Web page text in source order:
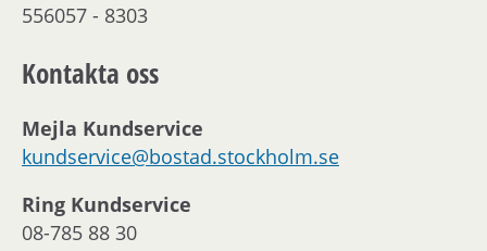
556057 - 8303
Kontakta oss
Mejla Kundservice
kundservice@bostad.stockholm.se
Ring Kundservice
08-785 88 30